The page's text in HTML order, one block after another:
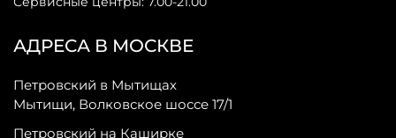
АДРЕСА В МОСКВЕ
Петровский в Мытищах
Мытищи, Волковское шоссе 17/1
Петровский на Каширке